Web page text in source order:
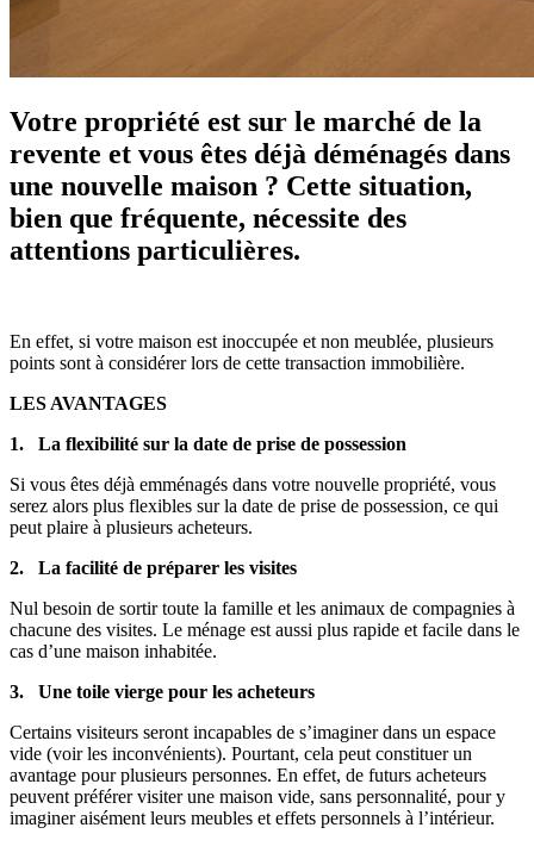
Votre propriété est sur le marché de la
revente et vous êtes déjà déménagés dans
une nouvelle maison ? Cette situation,
bien que fréquente, nécessite des
attentions particulières.
En effet, si votre maison est inoccupée et non meublée, plusieurs
points sont à considérer lors de cette transaction immobilière.
LES AVANTAGES
1. La flexibilité sur la date de prise de possession
Si vous êtes déjà emménagés dans votre nouvelle propriété, vous
serez alors plus flexibles sur la date de prise de possession, ce qui
peut plaire à plusieurs acheteurs.
2. La facilité de préparer les visites
Nul besoin de sortir toute la famille et les animaux de compagnies à
chacune des visites. Le ménage est aussi plus rapide et facile dans le
cas d’une maison inhabitée.
3. Une toile vierge pour les acheteurs
Certains visiteurs seront incapables de s’imaginer dans un espace
vide (voir les inconvénients). Pourtant, cela peut constituer un
avantage pour plusieurs personnes. En effet, de futurs acheteurs
peuvent préférer visiter une maison vide, sans personnalité, pour y
imaginer aisément leurs meubles et effets personnels à l’intérieur.